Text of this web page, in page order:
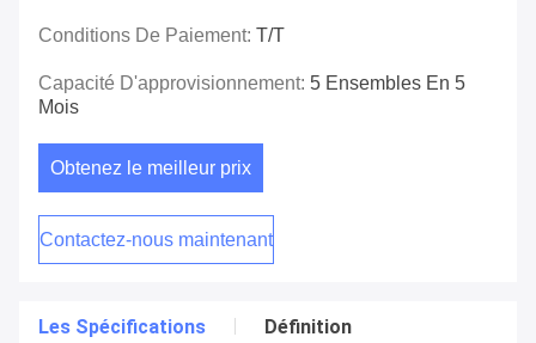
Conditions De Paiement: T/T
Capacité D'approvisionnement: 5 Ensembles En 5
Mois
Obtenez le meilleur prix
Contactez-nous maintenant
Les Spécifications Définition